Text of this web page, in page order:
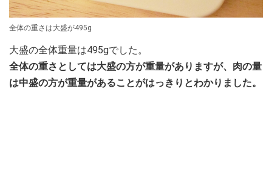
全体の重さは大盛が495g
大盛の全体重量は495gでした。
全体の重さとしては大盛の方が重量がありますが、肉の量
は中盛の方が重量があることがはっきりとわかりました。